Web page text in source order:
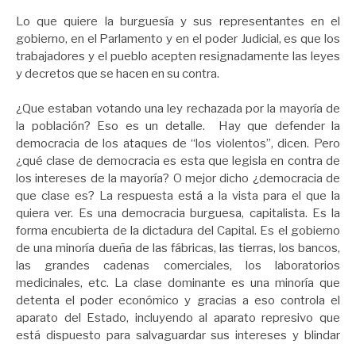
Lo que quiere la burguesía y sus representantes en el
gobierno, en el Parlamento y en el poder Judicial, es que los
trabajadores y el pueblo acepten resignadamente las leyes
y decretos que se hacen en su contra.
¿Que estaban votando una ley rechazada por la mayoría de
la población? Eso es un detalle. Hay que defender la
democracia de los ataques de “los violentos”, dicen. Pero
¿qué clase de democracia es esta que legisla en contra de
los intereses de la mayoría? O mejor dicho ¿democracia de
que clase es? La respuesta está a la vista para el que la
quiera ver. Es una democracia burguesa, capitalista. Es la
forma encubierta de la dictadura del Capital. Es el gobierno
de una minoría dueña de las fábricas, las tierras, los bancos,
las grandes cadenas comerciales, los laboratorios
medicinales, etc. La clase dominante es una minoría que
detenta el poder económico y gracias a eso controla el
aparato del Estado, incluyendo al aparato represivo que
está dispuesto para salvaguardar sus intereses y blindar